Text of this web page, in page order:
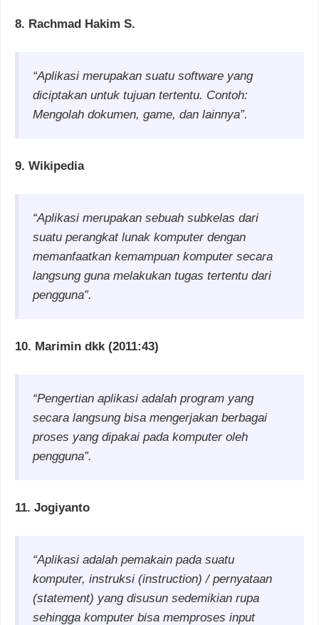
8. Rachmad Hakim S.
“Aplikasi merupakan suatu software yang
diciptakan untuk tujuan tertentu. Contoh:
Mengolah dokumen, game, dan lainnya”.
9. Wikipedia
“Aplikasi merupakan sebuah subkelas dari
suatu perangkat lunak komputer dengan
memanfaatkan kemampuan komputer secara
langsung guna melakukan tugas tertentu dari
pengguna”.
10. Marimin dkk (2011:43)
“Pengertian aplikasi adalah program yang
secara langsung bisa mengerjakan berbagai
proses yang dipakai pada komputer oleh
pengguna”.
11. Jogiyanto
“Aplikasi adalah pemakain pada suatu
komputer, instruksi (instruction) / pernyataan
(statement) yang disusun sedemikian rupa
sehingga komputer bisa memproses input